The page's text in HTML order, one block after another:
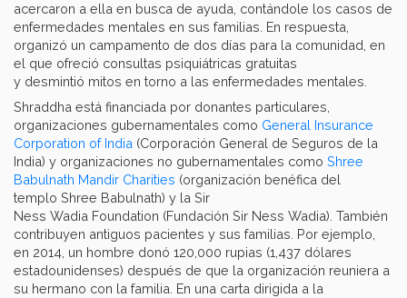
acercaron a ella en busca de ayuda, contándole los casos de
enfermedades mentales en sus familias. En respuesta,
organizó un campamento de dos días para la comunidad, en
el que ofreció consultas psiquiátricas gratuitas
y desmintió mitos en torno a las enfermedades mentales.
Shraddha está financiada por donantes particulares,
organizaciones gubernamentales como General Insurance
Corporation of India (Corporación General de Seguros de la
India) y organizaciones no gubernamentales como Shree
Babulnath Mandir Charities (organización benéfica del
templo Shree Babulnath) y la Sir
Ness Wadia Foundation (Fundación Sir Ness Wadia). También
contribuyen antiguos pacientes y sus familias. Por ejemplo,
en 2014, un hombre donó 120,000 rupias (1,437 dólares
estadounidenses) después de que la organización reuniera a
su hermano con la familia. En una carta dirigida a la